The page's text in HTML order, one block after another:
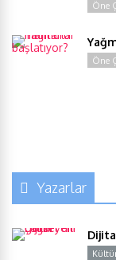
Öne
Öne
Yazarlar